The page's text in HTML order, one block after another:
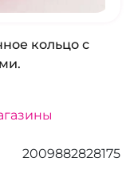
кольцо с
2009882828175